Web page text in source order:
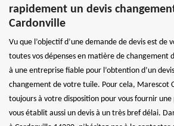
rapidement un devis
Cardonville
Vu que l’objectif d’une demande de devis est de
toutes vos dépenses en matière de changement
à une entreprise fiable pour l’obtention d’un
changement de votre tuile. Pour cela, Marescot
toujours à votre disposition pour vous fournir
vous établit aussi un devis à un très bref délai.